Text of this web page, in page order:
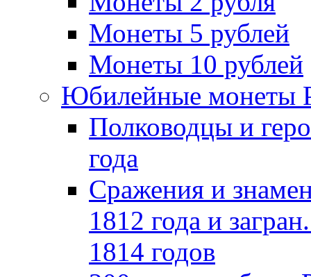
Монеты 5 рублей
Монеты 10 рублей
Юбилейные монеты
Полководцы и
года
Сражения и
1812 года и
1814 годов